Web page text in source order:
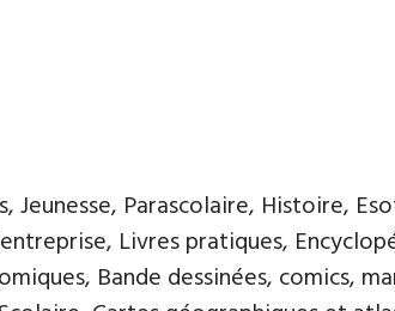
Parascolaire, Histoire,
Livres pratiques,
Bande dessinées, comics,